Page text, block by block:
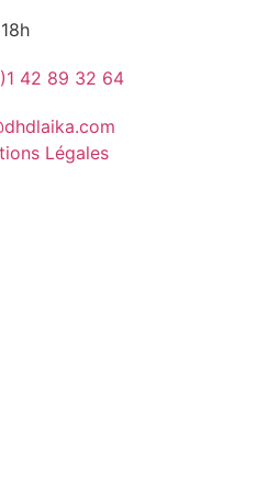
42 89 32 64
Légales